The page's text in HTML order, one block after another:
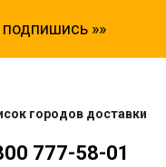
»»
городов доставки
777-58-01